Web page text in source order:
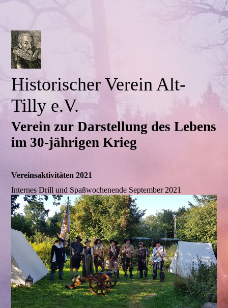
Historischer Verein Alt-
Tilly e.V.
Verein zur Darstellung des Lebens
im 30-jährigen Krieg
Vereinsaktivitäten 2021
Internes Drill und Spaßwochenende September 2021